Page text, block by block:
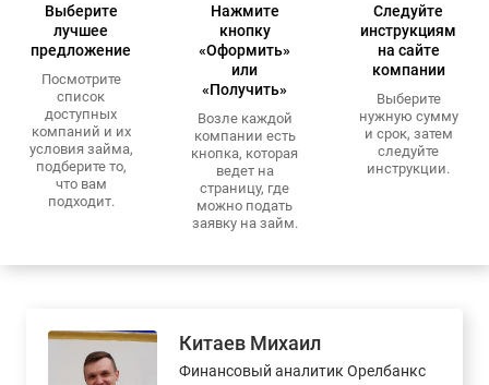
Выберите
лучшее
предложение
Посмотрите
список
доступных
компаний и их
условия займа,
подберите то,
что вам
подходит.
Нажмите
кнопку
«Оформить»
или
«Получить»
Возле каждой
компании есть
кнопка, которая
ведет на
страницу, где
можно подать
заявку на займ.
Следуйте
инструкциям
на сайте
компании
Выберите
нужную сумму
и срок, затем
следуйте
инструкции.
Китаев Михаил
Финансовый аналитик Орелбанкс